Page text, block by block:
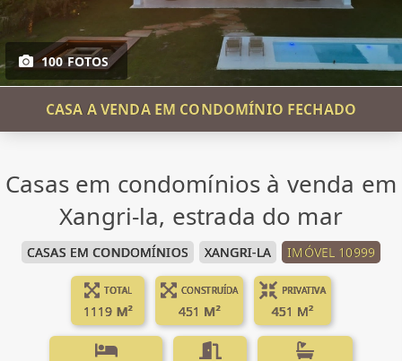
100 FOTOS
CASA A VENDA EM CONDOMÍNIO FECHADO
Casas em condomínios à venda em
Xangri-la, estrada do mar
CASAS EM CONDOMÍNIOS XANGRI-LA IMÓVEL 10999
TOTAL
1119 M²
CONSTRUÍDA
451 M²
PRIVATIVA
451 M²